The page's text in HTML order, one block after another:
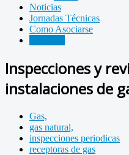
Noticias
Jornadas Técnicas
Como Asociarse
Inspecciones y
instalaciones de
Gas,
gas natural,
inspecciones periodicas
receptoras de gas